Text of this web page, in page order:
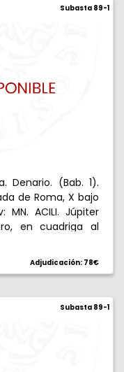
Subasta 89-1
Denario. (Bab. 1).
de Roma, X bajo
ACILI. Júpiter
en cuadriga al
Adjudicación: 78€
Subasta 89-1